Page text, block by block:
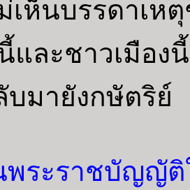
เห็นบรรดาเห
และชาวเมือ
บมายังกษัตริย์
พระราชบัญ